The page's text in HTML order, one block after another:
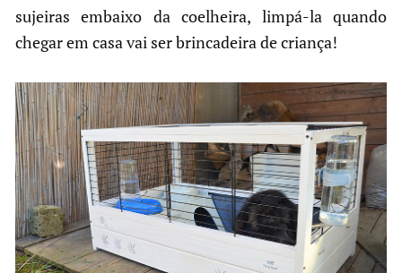
sujeiras embaixo da coelheira, limpá-la quando
chegar em casa vai ser brincadeira de criança!